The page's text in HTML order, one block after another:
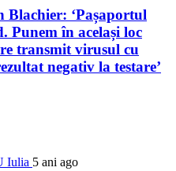
‘Pașaportul
Punem în același loc
transmit virusul cu
negativ la testare’
Iulia 5 ani ago